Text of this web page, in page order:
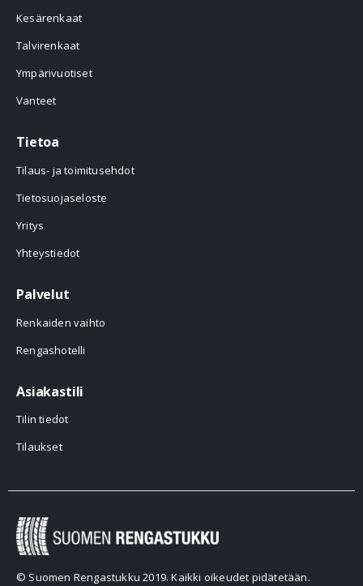
Kesärenkaat
Talvirenkaat
Ympärivuotiset
Vanteet
Tietoa
Tilaus- ja toimitusehdot
Tietosuojaseloste
Yritys
Yhteystiedot
Palvelut
Renkaiden vaihto
Rengashotelli
Asiakastili
Tilin tiedot
Tilaukset
© Suomen Rengastukku 2019. Kaikki oikeudet pidätetään.